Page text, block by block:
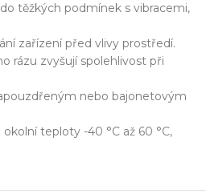
těžkých podmínek s vibracemi,
zařízení před vlivy prostředí.
rázu zvyšují spolehlivost při
nebo bajonetovým
okolní teploty -40 °C až 60 °C,